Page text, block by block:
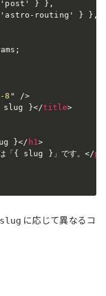
8 "
/>
{ slug }</title>
}</ h1 >
は「{ slug }」です。</p
slug に応じて異なるコ